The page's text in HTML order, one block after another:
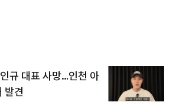
규 대표 사망…인천 아
발견